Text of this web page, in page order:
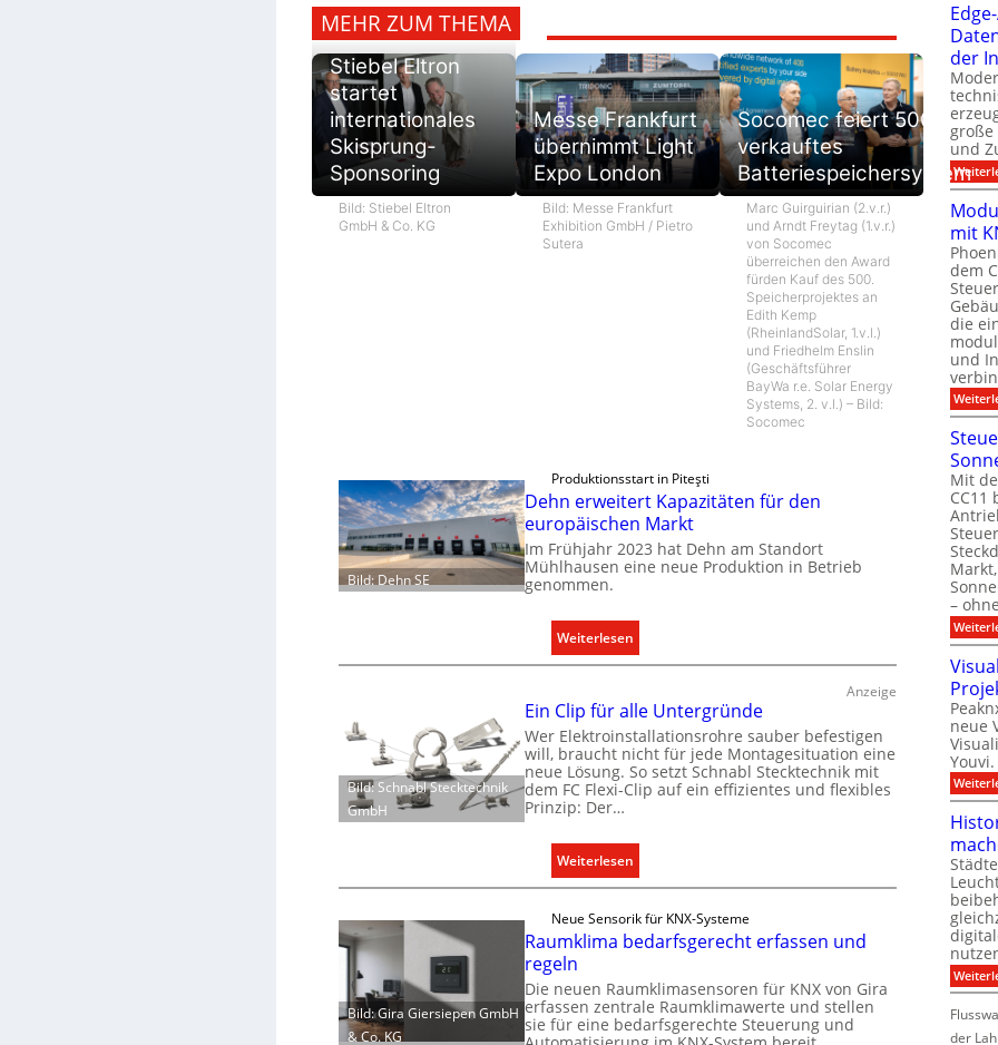
MEHR ZUM THEMA
Stiebel Eltron
startet
internationales
Skisprung-
Sponsoring
Bild: Stiebel Eltron
GmbH & Co. KG
Messe Frankfurt
übernimmt Light
Expo London
Bild: Messe Frankfurt
Exhibition GmbH / Pietro
Sutera
Socomec feiert 500.
verkauftes
Batteriespeichersystem
Marc Guirguirian (2.v.r.)
und Arndt Freytag (1.v.r.)
von Socomec
überreichen den Award
fürden Kauf des 500.
Speicherprojektes an
Edith Kemp
(RheinlandSolar, 1.v.l.)
und Friedhelm Enslin
(Geschäftsführer
BayWa r.e. Solar Energy
Systems, 2. v.l.) – Bild:
Socomec
Bild: Dehn SE
Produktionsstart in Piteşti
Dehn erweitert Kapazitäten für den
europäischen Markt
Im Frühjahr 2023 hat Dehn am Standort
Mühlhausen eine neue Produktion in Betrieb
genommen.
Weiterlesen:
D
h
n
e
r
w
i
t
e
r
t
a
p
a
Anzeige
Bild: Schnabl Stecktechnik
GmbH
Ein Clip für alle Untergründe
Wer Elektroinstallationsrohre sauber befestigen
will, braucht nicht für jede Montagesituation eine
neue Lösung. So setzt Schnabl Stecktechnik mit
dem FC Flexi-Clip auf ein effizientes und flexibles
Prinzip: Der…
Weiterlesen:
E
n
C
i
p
Bild: Gira Giersiepen GmbH
& Co. KG
Neue Sensorik für KNX-Systeme
Raumklima bedarfsgerecht erfassen und
regeln
Die neuen Raumklimasensoren für KNX von Gira
erfassen zentrale Raumklimawerte und stellen
sie für eine bedarfsgerechte Steuerung und
der
große
und
mit
dem
die
und
Mit
CC11
–
neue
Youvi.
der